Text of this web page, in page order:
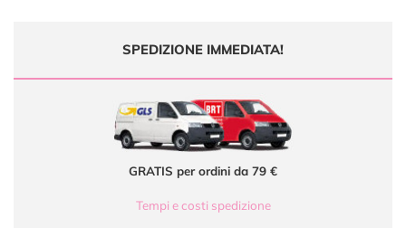
SPEDIZIONE IMMEDIATA!
GRATIS per ordini da 79 €
Tempi e costi spedizione